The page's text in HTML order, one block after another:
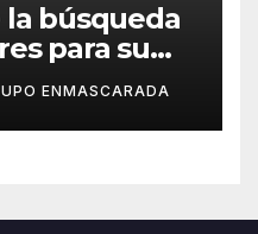
la búsqueda
para su
el Carnaval
Gran
ENMASCARADA